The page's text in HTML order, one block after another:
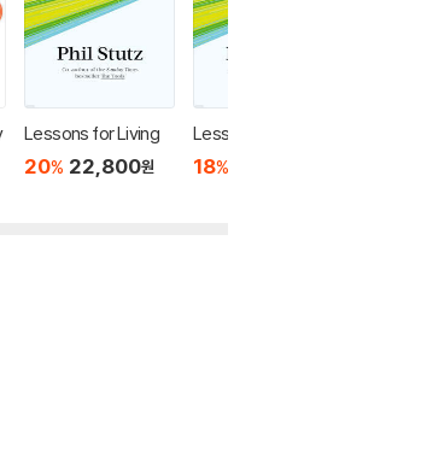
Lessons for Living
20% 22,800원
Lessons for Living
18%